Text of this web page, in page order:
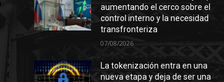
aumentando el cerco sobre el
control interno y la necesidad
transfronteriza
07/08/2026
La tokenización entra en una
nueva etapa y deja de ser una